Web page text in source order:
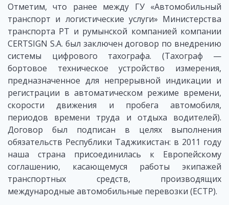
Отметим, что ранее между ГУ «Автомобильный
транспорт и логистические услуги» Министерства
транспорта РТ и румынской компанией компании
CERTSIGN S.A. был заключен договор по внедрению
системы цифрового тахографа. (Тахограф —
бортовое техническое устройство измерения,
предназначенное для непрерывной индикации и
регистрации в автоматическом режиме времени,
скорости движения и пробега автомобиля,
периодов времени труда и отдыха водителей).
Договор был подписан в целях выполнения
обязательств Республики Таджикистан: в 2011 году
наша страна присоединилась к Европейскому
соглашению, касающемуся работы экипажей
транспортных средств, производящих
международные автомобильные перевозки (ЕСТР).